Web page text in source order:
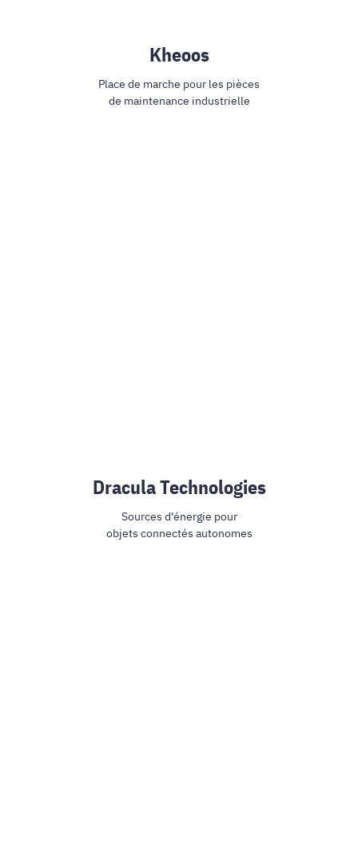
Kheoos
Place de marche pour les pièces
de maintenance industrielle
Dracula Technologies
Sources d'énergie pour
objets connectés autonomes